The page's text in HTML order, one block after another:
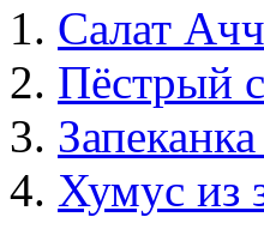
Салат
Пёстрый
Хумус из